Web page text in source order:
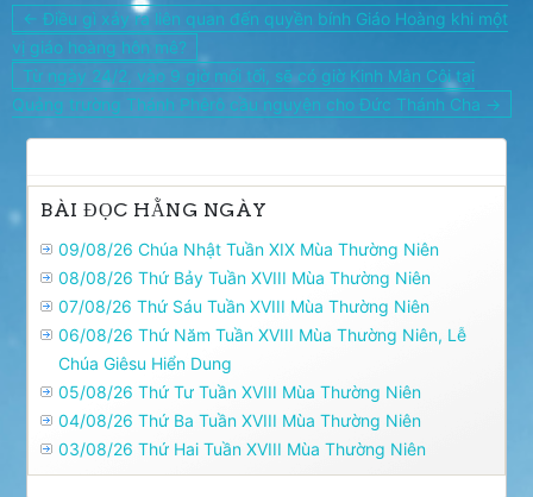
Điều
hướng
bài
viết
← Điều gì xảy ra liên quan đến quyền bính Giáo Hoàng khi một
vị giáo hoàng hôn mê?
Từ ngày 24/2, vào 9 giờ mối tối, sẽ có giờ Kinh Mân Côi tại
Quảng trường Thánh Phêrô cầu nguyện cho Đức Thánh Cha →
BÀI ĐỌC HẰNG NGÀY
09/08/26 Chúa Nhật Tuần XIX Mùa Thường Niên
08/08/26 Thứ Bảy Tuần XVIII Mùa Thường Niên
07/08/26 Thứ Sáu Tuần XVIII Mùa Thường Niên
06/08/26 Thứ Năm Tuần XVIII Mùa Thường Niên, Lễ
Chúa Giêsu Hiển Dung
05/08/26 Thứ Tư Tuần XVIII Mùa Thường Niên
04/08/26 Thứ Ba Tuần XVIII Mùa Thường Niên
03/08/26 Thứ Hai Tuần XVIII Mùa Thường Niên